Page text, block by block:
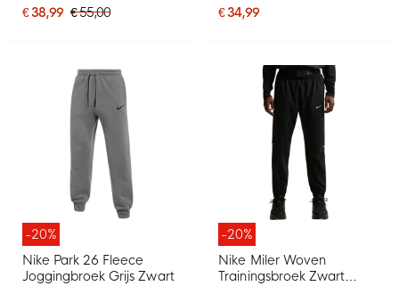
€ 38,99 € 55,00
€ 34,99
-20%
Nike Park 26 Fleece
Joggingbroek Grijs Zwart
-20%
Nike Miler Woven
Trainingsbroek Zwart